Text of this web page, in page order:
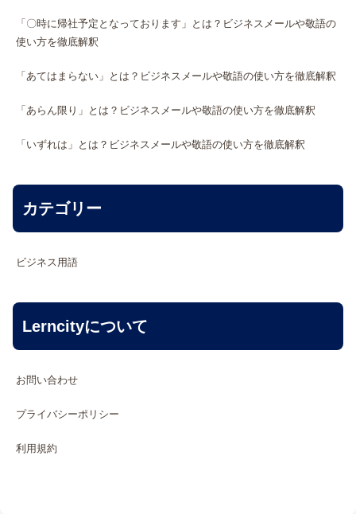
「〇時に帰社予定となっております」とは？ビジネスメールや敬語の
使い方を徹底解釈
「あてはまらない」とは？ビジネスメールや敬語の使い方を徹底解釈
「あらん限り」とは？ビジネスメールや敬語の使い方を徹底解釈
「いずれは」とは？ビジネスメールや敬語の使い方を徹底解釈
カテゴリー
ビジネス用語
Lerncityについて
お問い合わせ
プライバシーポリシー
利用規約